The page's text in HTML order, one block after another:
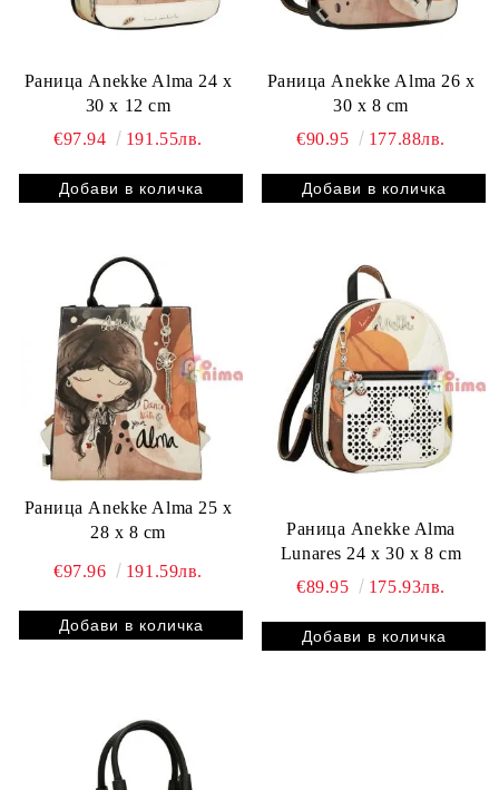
Раница Anekke Alma 24 x
30 x 12 cm
€97.94
191.55лв.
Раница Anekke Alma 26 x
30 x 8 cm
€90.95
177.88лв.
Раница Anekke Alma 25 x
28 x 8 cm
€97.96 191.59лв.
Раница Anekke Alma
Lunares 24 x 30 x 8 cm
€89.95
175.93лв.